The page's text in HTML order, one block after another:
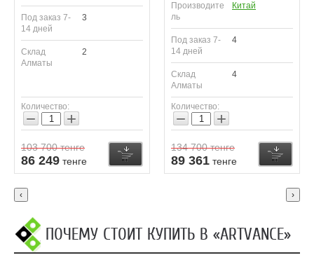
Под заказ 7-
14 дней
3
Склад
Алматы
2
Количество:
− +
103 700тенге
86 249 тенге
Производите
ль
Китай
Под заказ 7-
14 дней
4
Склад
Алматы
4
Количество:
− +
134 700тенге
89 361 тенге
Купить Купить
‹ ›
ПОЧЕМУ СТОИТ КУПИТЬ В «ARTVANCE»